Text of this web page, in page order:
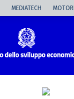
MEDIATECH MOTORI